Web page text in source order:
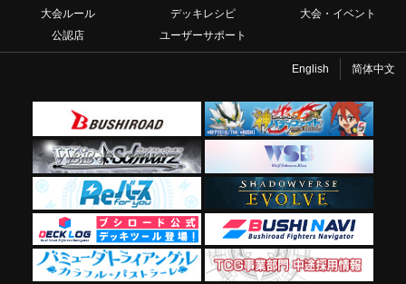
大会ルール
デッキレシピ
大会・イベント
公認店
ユーザーサポート
English 简体中文